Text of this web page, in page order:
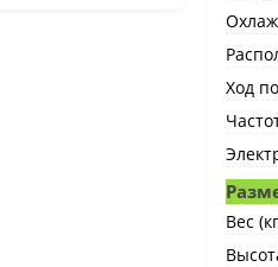
Ход
Вес